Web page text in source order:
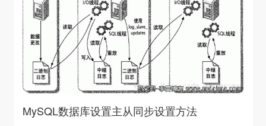
MySQL数据库设置主从同步设置方法